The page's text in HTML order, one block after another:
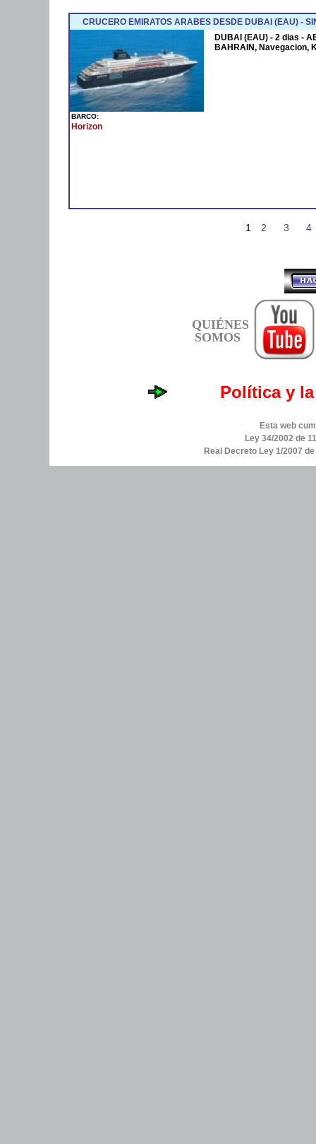
CRUCERO EMIRATOS ARABES DESDE DUBAI (EAU) -
BARCO:
Horizon
DUBAI (EAU) - 2 dias -
BAHRAIN, Navegacion,
1 2 3 4
QUIÉNES
SOMOS
Política y
Esta web
Ley 34/2002 de
Real Decreto Ley 1/2007